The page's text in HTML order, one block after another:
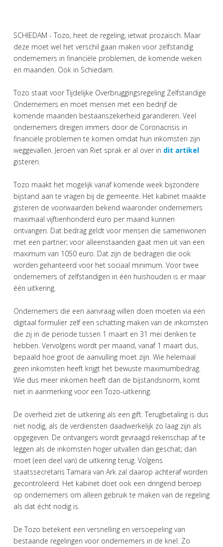
SCHIEDAM - Tozo, heet de regeling, ietwat prozaïsch. Maar
deze moet wel het verschil gaan maken voor zelfstandig
ondernemers in financiële problemen, de komende weken
en maanden. Ook in Schiedam.
Tozo staat voor Tijdelijke Overbruggingsregeling Zelfstandige
Ondernemers en moet mensen met een bedrijf de
komende maanden bestaanszekerheid garanderen. Veel
ondernemers dreigen immers door de Coronacrisis in
financiële problemen te komen omdat hun inkomsten zijn
weggevallen. Jeroen van Riet sprak er al over in dit artikel
gisteren.
Tozo maakt het mogelijk vanaf komende week bijzondere
bijstand aan te vragen bij de gemeente. Het kabinet maakte
gisteren de voorwaarden bekend waaronder ondernemers
maximaal vijftienhonderd euro per maand kunnen
ontvangen. Dat bedrag geldt voor mensen die samenwonen
met een partner; voor alleenstaanden gaat men uit van een
maximum van 1050 euro. Dat zijn de bedragen die ook
worden gehanteerd voor het sociaal minimum. Voor twee
ondernemers of zelfstandigen in één huishouden is er maar
één uitkering.
Ondernemers die een aanvraag willen doen moeten via een
digitaal formulier zelf een schatting maken van de inkomsten
die zij in de periode tussen 1 maart en 31 mei denken te
hebben. Vervolgens wordt per maand, vanaf 1 maart dus,
bepaald hoe groot de aanvulling moet zijn. Wie helemaal
geen inkomsten heeft krijgt het bewuste maximumbedrag.
Wie dus meer inkomen heeft dan de bijstandsnorm, komt
niet in aanmerking voor een Tozo-uitkering.
De overheid ziet de uitkering als een gift. Terugbetaling is dus
niet nodig, als de verdiensten daadwerkelijk zo laag zijn als
opgegeven. De ontvangers wordt gevraagd rekenschap af te
leggen als de inkomsten hoger uitvallen dan geschat; dan
moet (een deel van) de uitkering terug. Volgens
staatssecretaris Tamara van Ark zal daarop achteraf worden
gecontroleerd. Het kabinet doet ook een dringend beroep
op ondernemers om alleen gebruik te maken van de regeling
als dat écht nodig is.
De Tozo betekent een versnelling en versoepeling van
bestaande regelingen voor ondernemers in de knel. Zo